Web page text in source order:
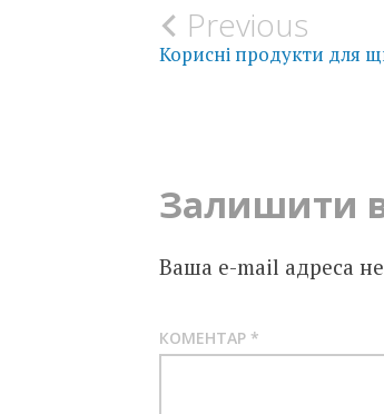
Post
Previous
Корисні продукти для
Залишити
Ваша e-mail адреса
КОМЕНТАР *